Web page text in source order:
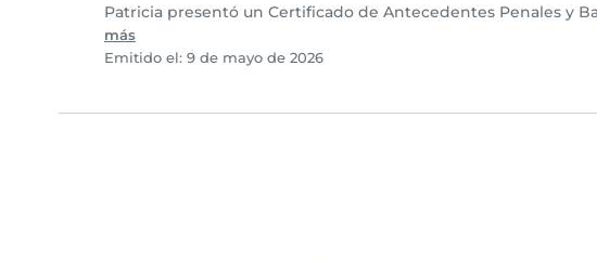
Patricia presentó un Certificado de Antecedentes Penales y
más
Emitido el: 9 de mayo de 2026